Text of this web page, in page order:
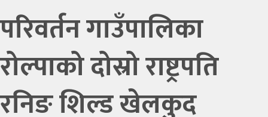
अन्तर्राष्ट्रिय
मनोरञ्‍जन
शिक्षा
परिवर्तन गाउँपालिका
रोल्पाको दोस्रो राष्ट्रपति
रनिङ शिल्ड खेलकुद